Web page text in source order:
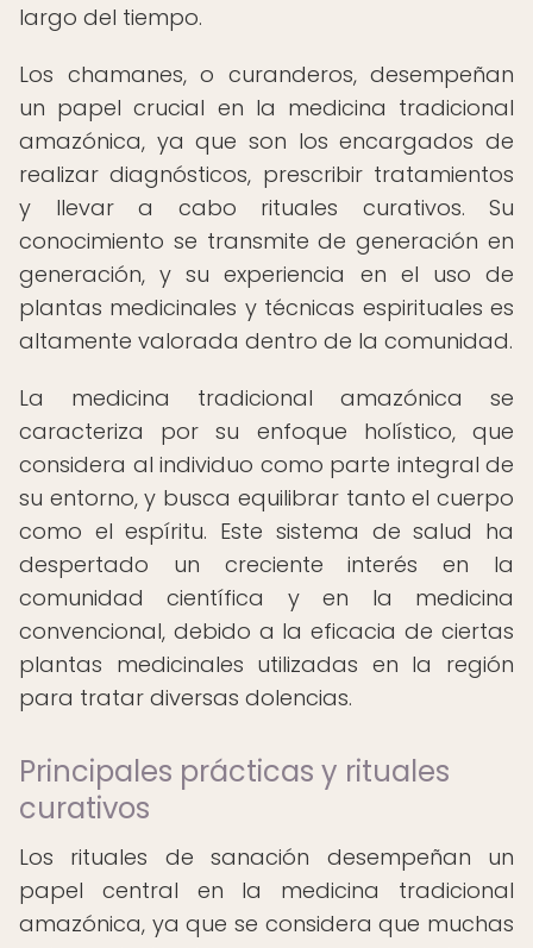
largo del tiempo.
Los chamanes, o curanderos, desempeñan
un papel crucial en la medicina tradicional
amazónica, ya que son los encargados de
realizar diagnósticos, prescribir tratamientos
y llevar a cabo rituales curativos. Su
conocimiento se transmite de generación en
generación, y su experiencia en el uso de
plantas medicinales y técnicas espirituales es
altamente valorada dentro de la comunidad.
La medicina tradicional amazónica se
caracteriza por su enfoque holístico, que
considera al individuo como parte integral de
su entorno, y busca equilibrar tanto el cuerpo
como el espíritu. Este sistema de salud ha
despertado un creciente interés en la
comunidad científica y en la medicina
convencional, debido a la eficacia de ciertas
plantas medicinales utilizadas en la región
para tratar diversas dolencias.
Principales prácticas y rituales
curativos
Los rituales de sanación desempeñan un
papel central en la medicina tradicional
amazónica, ya que se considera que muchas